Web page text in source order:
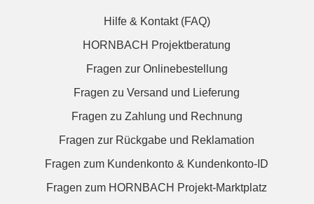
Hilfe & Kontakt (FAQ)
HORNBACH Projektberatung
Fragen zur Onlinebestellung
Fragen zu Versand und Lieferung
Fragen zu Zahlung und Rechnung
Fragen zur Rückgabe und Reklamation
Fragen zum Kundenkonto & Kundenkonto-ID
Fragen zum HORNBACH Projekt-Marktplatz